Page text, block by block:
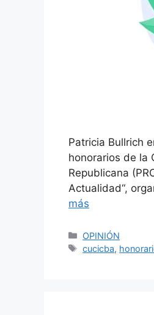
Patricia Bullrich
honorarios de la
Republicana
Actualidad“,
más
Categorías
OPINIÓN
Etiquetas
cucicba,